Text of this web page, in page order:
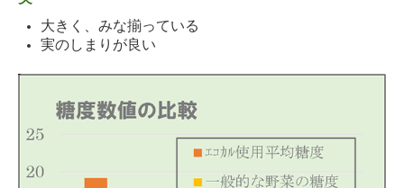
大きく、みな揃っている
実のしまりが良い